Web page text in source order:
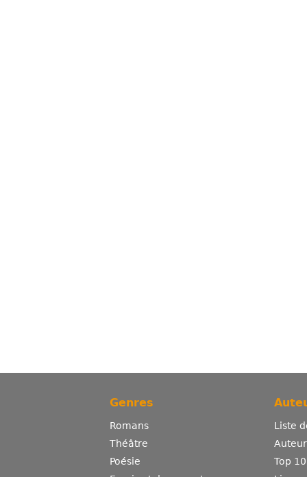
Genres
Romans
Théâtre
Poésie
Liste
Top